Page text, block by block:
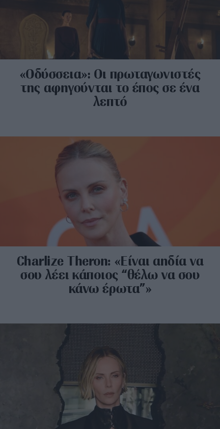
«Οδύσσεια»: Οι πρωταγωνιστές
της αφηγούνται το έπος σε ένα
λεπτό
Charlize Theron: «Είναι αηδία να
σου λέει κάποιος “θέλω να σου
κάνω έρωτα”»